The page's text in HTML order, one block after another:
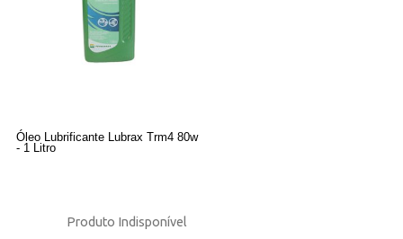
Óleo Lubrificante Lubrax Trm4 80w
- 1 Litro
Produto Indisponível